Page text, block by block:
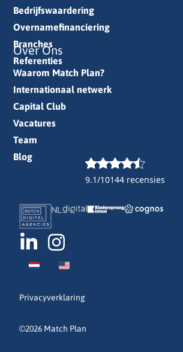
9.1/10144 recensies
Bedrijfswaardering
Overnamefinanciering
Branches
Referenties
Over Ons
Waarom Match Plan?
Internationaal netwerk
Capital Club
Vacatures
Team
Blog
Privacyverklaring
©2026 Match Plan